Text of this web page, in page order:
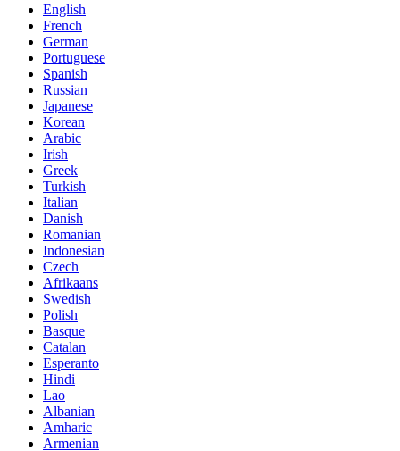
English
French
German
Portuguese
Spanish
Russian
Japanese
Korean
Arabic
Irish
Greek
Turkish
Italian
Danish
Romanian
Indonesian
Czech
Afrikaans
Swedish
Polish
Basque
Catalan
Esperanto
Hindi
Lao
Albanian
Amharic
Armenian